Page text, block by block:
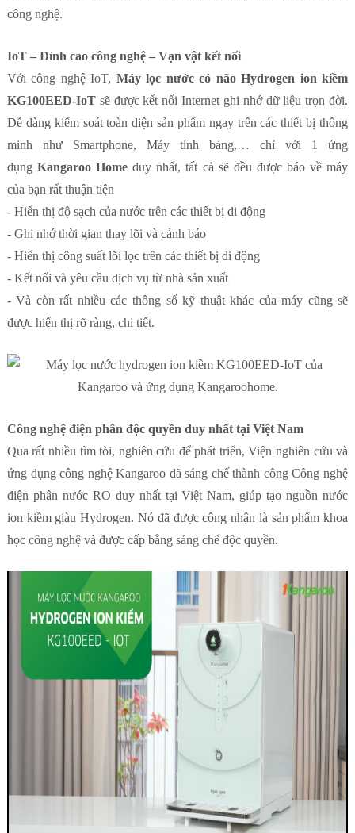
công nghệ.
IoT – Đỉnh cao công nghệ – Vạn vật kết nối
Với công nghệ IoT, Máy lọc nước có não Hydrogen ion kiềm
KG100EED-IoT sẽ được kết nối Internet ghi nhớ dữ liệu trọn đời.
Dễ dàng kiểm soát toàn diện sản phẩm ngay trên các thiết bị thông
minh như Smartphone, Máy tính bảng,… chỉ với 1 ứng
dụngKangaroo Home duy nhất, tất cả sẽ đều được báo về máy
của bạn rất thuận tiện
- Hiển thị độ sạch của nước trên các thiết bị di động
- Ghi nhớ thời gian thay lõi và cảnh báo
- Hiển thị công suất lõi lọc trên các thiết bị di động
- Kết nối và yêu cầu dịch vụ từ nhà sản xuất
- Và còn rất nhiều các thông số kỹ thuật khác của máy cũng sẽ
được hiển thị rõ ràng, chi tiết.
Công nghệ điện phân độc quyền duy nhất tại Việt Nam
Qua rất nhiều tìm tòi, nghiên cứu để phát triển, Viện nghiên cứu và
ứng dụng công nghệ Kangaroo đã sáng chế thành công Công nghệ
điện phân nước RO duy nhất tại Việt Nam, giúp tạo nguồn nước
ion kiềm giàu Hydrogen. Nó đã được công nhận là sản phẩm khoa
học công nghệ và được cấp bằng sáng chế độc quyền.